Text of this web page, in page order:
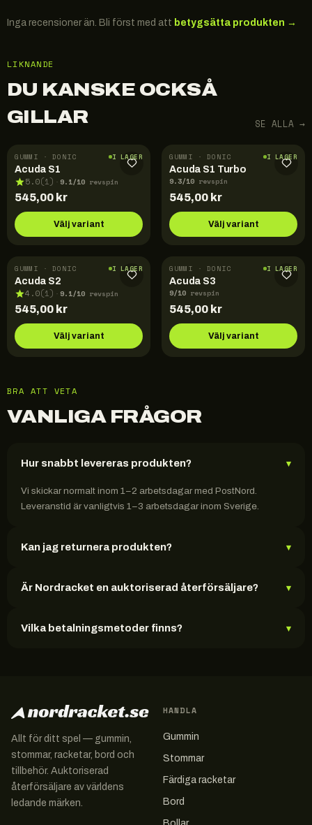
Inga recensioner än. Bli först med att betygsätta produkten →
LIKNANDE
DU KANSKE OCKSÅ
GILLAR
SE ALLA →
GUMMI · DONIC I LAGER
Acuda S1
5.0(1) · 9.1/10 revspin
545,00 kr
Välj variant
GUMMI · DONIC I LAGER
Acuda S1 Turbo
9.3/10 revspin
545,00 kr
Välj variant
GUMMI · DONIC I LAGER
Acuda S2
4.0(1) · 9.1/10 revspin
545,00 kr
Välj variant
GUMMI · DONIC I LAGER
Acuda S3
9/10 revspin
545,00 kr
Välj variant
BRA ATT VETA
VANLIGA FRÅGOR
Hur snabbt levereras produkten? ▾
Vi skickar normalt inom 1–2 arbetsdagar med PostNord.
Leveranstid är vanligtvis 1–3 arbetsdagar inom Sverige.
Kan jag returnera produkten? ▾
Är Nordracket en auktoriserad återförsäljare? ▾
Vilka betalningsmetoder finns? ▾
Allt för ditt spel — gummin,
stommar, racketar, bord och
tillbehör. Auktoriserad
återförsäljare av världens
ledande märken.
HANDLA
Gummin
Stommar
Färdiga racketar
Bord